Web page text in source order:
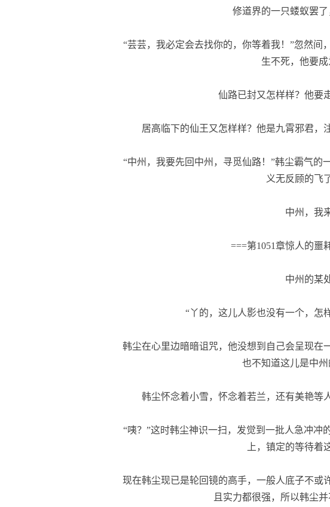
修道界的一只蝼蚁罢了
“芸芸，我必定会去找你的，你等着我！”忽然间
生不死，他要成
仙路已封又怎样样？他要
居高临下的仙王又怎样样？他是九霄邪君，
“中州，我要先回中州，寻觅仙路！”韩尘霸气的
义无反顾的飞
中州，我来
===第1051章惊人的噩
中州的某
“丫的，这儿人影也没有一个，怎
韩尘在心里边暗暗诅咒，他没想到自己会呈现在
也不知道这儿是中州
韩尘怀念着小雪，怀念着若兰，还有美艳等
“咦？”这时韩尘神识一扫，发觉到一批人急冲冲
上，镇定的等待着
现在韩尘现已是轮回镜的高手，一般人底子不或
且实力都很强，所以韩尘并